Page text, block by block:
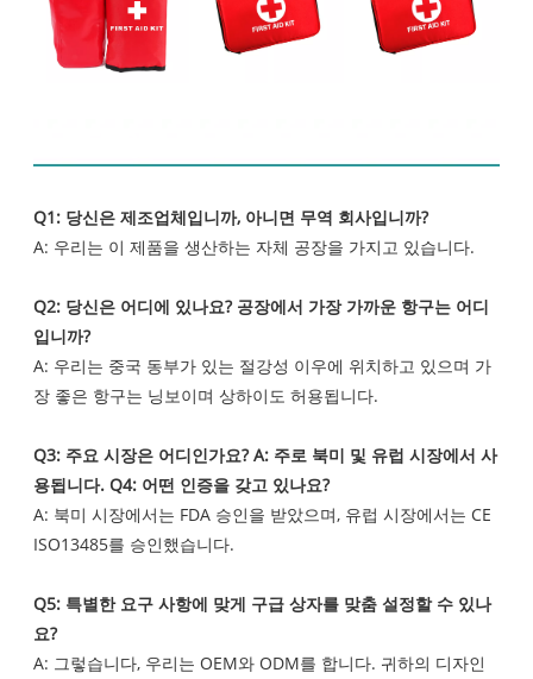
Q1: 당신은 제조업체입니까, 아니면 무역 회사입니까?
A: 우리는 이 제품을 생산하는 자체 공장을 가지고 있습니다.
Q2: 당신은 어디에 있나요? 공장에서 가장 가까운 항구는 어디
입니까?
A: 우리는 중국 동부가 있는 절강성 이우에 위치하고 있으며 가
장 좋은 항구는 닝보이며 상하이도 허용됩니다.
Q3: 주요 시장은 어디인가요? A: 주로 북미 및 유럽 시장에서 사
용됩니다. Q4: 어떤 인증을 갖고 있나요?
A: 북미 시장에서는 FDA 승인을 받았으며, 유럽 시장에서는 CE
ISO13485를 승인했습니다.
Q5: 특별한 요구 사항에 맞게 구급 상자를 맞춤 설정할 수 있나
요?
A: 그렇습니다, 우리는 OEM와 ODM를 합니다. 귀하의 디자인